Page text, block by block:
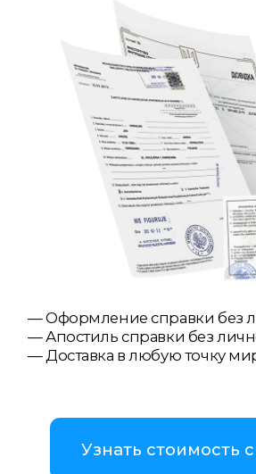
— Оформление справки без личного визита
— Апостиль справки без личного визита
— Доставка в любую точку мира
WhatsApp Telegram Viber
Связаться с нами
Узнать стоимость справки
Справка о несудимости в Польше